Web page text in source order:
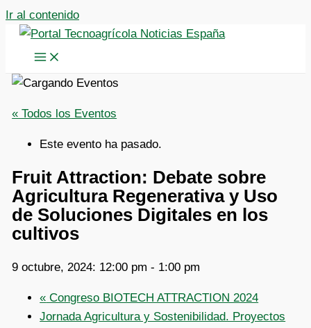
Ir al contenido
« Todos los Eventos
Este evento ha pasado.
Fruit Attraction: Debate sobre
Agricultura Regenerativa y Uso
de Soluciones Digitales en los
cultivos
9 octubre, 2024: 12:00 pm - 1:00 pm
« Congreso BIOTECH ATTRACTION 2024
Jornada Agricultura y Sostenibilidad. Proyectos